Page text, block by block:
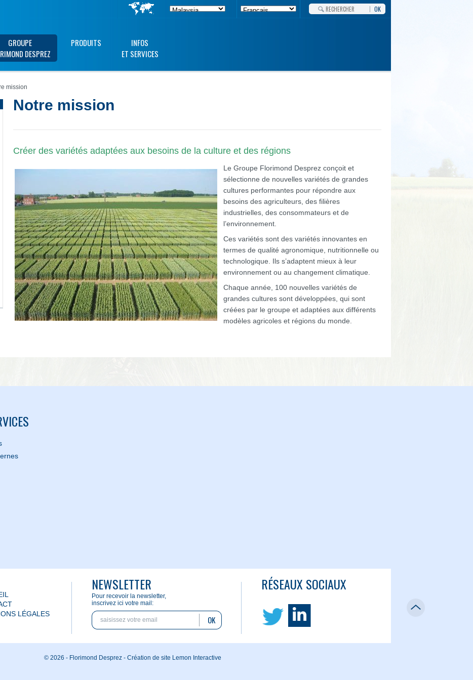
OK
GROUPE
DESPREZ
PRODUITS
INFOS
ET SERVICES
mission
Notre mission
Créer des variétés adaptées aux besoins de la culture et des régions
Le Groupe Florimond Desprez conçoit et
sélectionne de nouvelles variétés de grandes
cultures performantes pour répondre aux
besoins des agriculteurs, des filières
industrielles, des consommateurs et de
l’environnement.
Ces variétés sont des variétés innovantes en
termes de qualité agronomique, nutritionnelle ou
technologique. Ils s’adaptent mieux à leur
environnement ou au changement climatique.
Chaque année, 100 nouvelles variétés de
grandes cultures sont développées, qui sont
créées par le groupe et adaptées aux différents
modèles agricoles et régions du monde.
LÉGALES
NEWSLETTER
Pour recevoir la newsletter,
inscrivez ici votre mail:
OK
RÉSEAUX SOCIAUX
© 2026 - Florimond Desprez - Création de site Lemon Interactive